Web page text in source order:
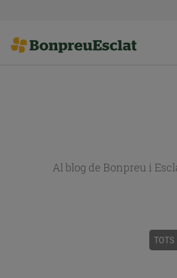
Al blog de Bonpreu i
TOTS